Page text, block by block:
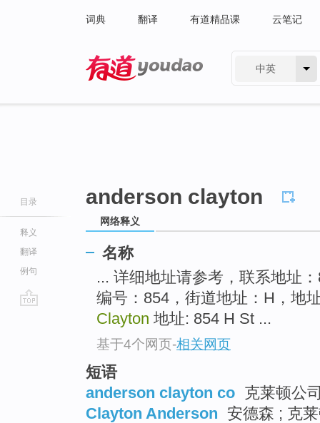
词典 翻译 有道精品课 云笔记
中英
目录
释义
翻译
例句
anderson clayton
网络释义
名称
... 详细地址请参考，联系地址
编号：854，街道地址：H，地
Clayton 地址: 854 H St ...
基于4个网页-相关网页
短语
anderson clayton co 克莱顿公
Clayton Anderson 安德森 ; 克